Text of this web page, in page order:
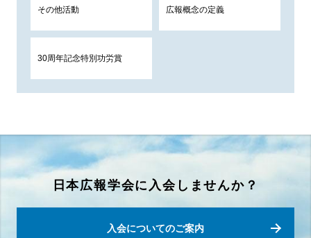
その他活動 広報概念の定義
30周年記念特別功労賞
日本広報学会に入会しませんか？
入会についてのご案内